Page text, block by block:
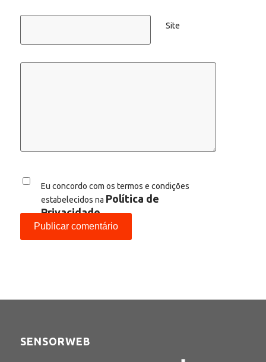
Site
Eu concordo com os termos e condições
estabelecidos na Política de
Privacidade
SENSORWEB